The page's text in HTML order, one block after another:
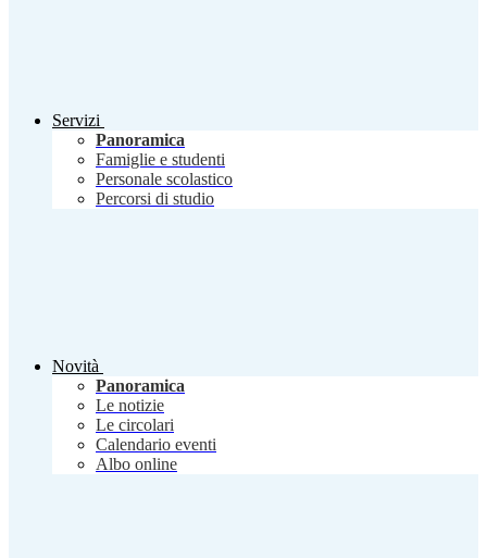
Servizi
Panoramica
Famiglie e studenti
Personale scolastico
Percorsi di studio
Novità
Panoramica
Le notizie
Le circolari
Calendario eventi
Albo online